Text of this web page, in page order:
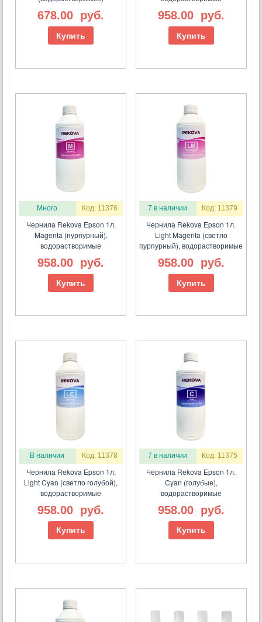
678.00 руб.
Купить
958.00 руб.
Купить
Много Код: 11376
Чернила Rekova Epson 1л.
Magenta (пурпурный),
водорастворимые
958.00 руб.
Купить
7 в наличии Код: 11379
Чернила Rekova Epson 1л.
Light Magenta (светло
пурпурный), водорастворимые
958.00 руб.
Купить
В наличии Код: 11378
Чернила Rekova Epson 1л.
Light Cyan (светло голубой),
водорастворимые
958.00 руб.
Купить
7 в наличии Код: 11375
Чернила Rekova Epson 1л.
Cyan (голубые),
водорастворимые
958.00 руб.
Купить